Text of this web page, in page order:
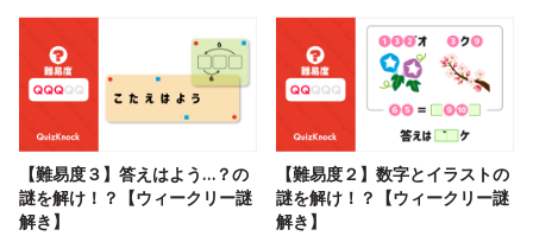
【難易度３】答えはよう…？の
謎を解け！？【ウィークリー謎
解き】
【難易度２】数字とイラストの
謎を解け！？【ウィークリー謎
解き】